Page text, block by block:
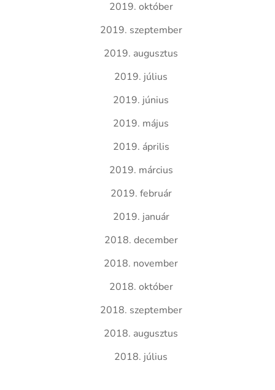
2019. október
2019. szeptember
2019. augusztus
2019. július
2019. június
2019. május
2019. április
2019. március
2019. február
2019. január
2018. december
2018. november
2018. október
2018. szeptember
2018. augusztus
2018. július